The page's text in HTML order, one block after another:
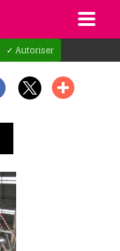
✓ Autoriser